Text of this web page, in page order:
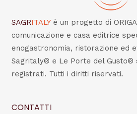
SAGRITALY è un progetto di
comunicazione e casa editrice
enogastronomia, ristorazione ed
Sagritaly® e Le Porte del Gusto®
registrati. Tutti i diritti riservati.
CONTATTI